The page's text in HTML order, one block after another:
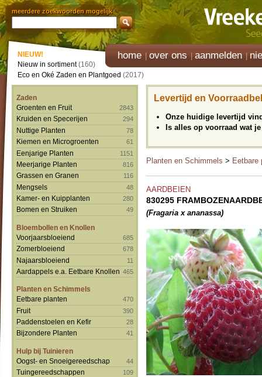
meerdere zoekwoorden mogelijk
home over ons aanmelden
NIEUW!
Nieuw in sortiment(160)
Eco en Oké Zaden en Plantgoed (2017)
Zaden
Groenten en Fruit
2843
Kruiden en Specerijen 294
Nuttige Planten 78
Kiemen en Microgroenten 61
Eenjarige Planten 1151
Meerjarige Planten 816
Grassen en Granen 116
Mengsels 48
Kamer- en Kuipplanten 280
Bomen en Struiken 49
Bloembollen en Knollen
Voorjaarsbloeiend
685
Zomerbloeiend 678
Najaarsbloeiend 11
Aardappels e.a. Eetbare Knollen 465
Planten en Schimmels
Eetbare planten
470
Fruit 390
Paddenstoelen en Kefir 28
Bijzondere Planten 41
Hulp bij Tuinieren
Oogst- en Snoeigereedschap
44
Tuingereedschappen 109
Levertijd en
Onze huidige levertijd
Is alles op voorraad wat
Planten en Schimmels > Eetbare
AARDBEIEN
830295
(Fragaria x ananassa)